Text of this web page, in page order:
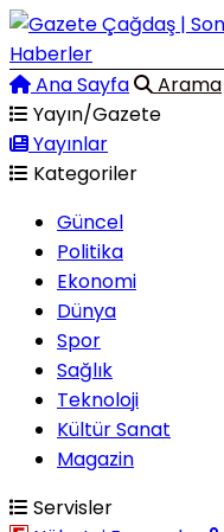
Ana Sayfa Arama
Yayın/Gazete
Yayınlar
Kategoriler
Güncel
Politika
Ekonomi
Dünya
Spor
Sağlık
Teknoloji
Kültür Sanat
Magazin
Servisler